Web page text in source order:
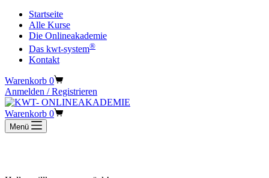
Startseite
Alle Kurse
Die Onlineakademie
Das kwt-system®
Kontakt
Warenkorb 0
Anmelden / Registrieren
Warenkorb 0
Menü